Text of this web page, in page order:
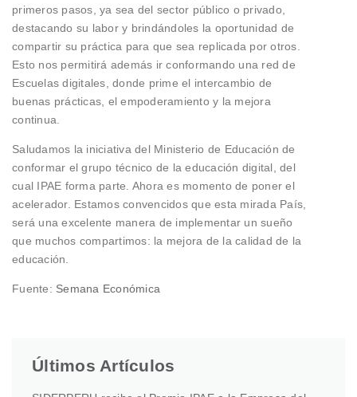
primeros pasos, ya sea del sector público o privado,
destacando su labor y brindándoles la oportunidad de
compartir su práctica para que sea replicada por otros.
Esto nos permitirá además ir conformando una red de
Escuelas digitales, donde prime el intercambio de
buenas prácticas, el empoderamiento y la mejora
continua.
Saludamos la iniciativa del Ministerio de Educación de
conformar el grupo técnico de la educación digital, del
cual IPAE forma parte. Ahora es momento de poner el
acelerador. Estamos convencidos que esta mirada País,
será una excelente manera de implementar un sueño
que muchos compartimos: la mejora de la calidad de la
educación.
Fuente: Semana Económica
Últimos Artículos